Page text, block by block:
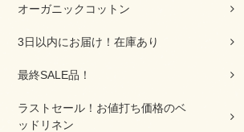
オーガニックコットン
3日以内にお届け！在庫あり
最終SALE品！
ラストセール！お値打ち価格のベ
ッドリネン